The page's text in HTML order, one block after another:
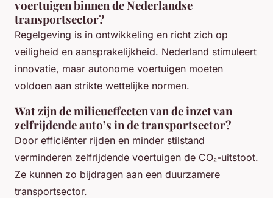
voertuigen binnen de Nederlandse
transportsector?
Regelgeving is in ontwikkeling en richt zich op
veiligheid en aansprakelijkheid. Nederland stimuleert
innovatie, maar autonome voertuigen moeten
voldoen aan strikte wettelijke normen.
Wat zijn de milieueffecten van de inzet van
zelfrijdende auto’s in de transportsector?
Door efficiënter rijden en minder stilstand
verminderen zelfrijdende voertuigen de CO₂-uitstoot.
Ze kunnen zo bijdragen aan een duurzamere
transportsector.